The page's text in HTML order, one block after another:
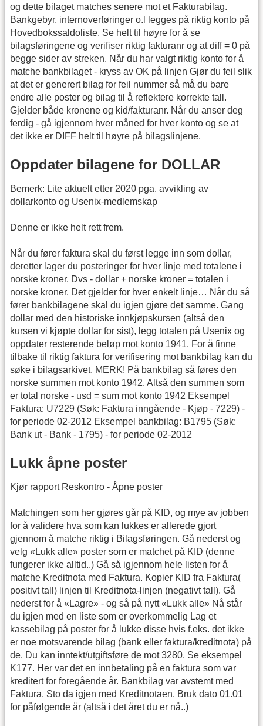
og dette bilaget matches senere mot et Fakturabilag.
Bankgebyr, internoverføringer o.l legges på riktig konto på
Hovedbokssaldoliste. Se helt til høyre for å se
bilagsføringene og verifiser riktig fakturanr og at diff = 0 på
begge sider av streken. Når du har valgt riktig konto for å
matche bankbilaget - kryss av OK på linjen Gjør du feil slik
at det er generert bilag for feil nummer så må du bare
endre alle poster og bilag til å reflektere korrekte tall.
Gjelder både kronene og kid/fakturanr. Når du anser deg
ferdig - gå igjennom hver måned for hver konto og se at
det ikke er DIFF helt til høyre på bilagslinjene.
Oppdater bilagene for DOLLAR
Bemerk: Lite aktuelt etter 2020 pga. avvikling av
dollarkonto og Usenix-medlemskap
Denne er ikke helt rett frem.
Når du fører faktura skal du først legge inn som dollar,
deretter lager du posteringer for hver linje med totalene i
norske kroner. Dvs - dollar + norske kroner = totalen i
norske kroner. Det gjelder for hver enkelt linje… Når du så
fører bankbilagene skal du igjen gjøre det samme. Gang
dollar med den historiske innkjøpskursen (altså den
kursen vi kjøpte dollar for sist), legg totalen på Usenix og
oppdater resterende beløp mot konto 1941. For å finne
tilbake til riktig faktura for verifisering mot bankbilag kan du
søke i bilagsarkivet. MERK! På bankbilag så føres den
norske summen mot konto 1942. Altså den summen som
er total norske - usd = sum mot konto 1942 Eksempel
Faktura: U7229 (Søk: Faktura inngående - Kjøp - 7229) -
for periode 02-2012 Eksempel bankbilag: B1795 (Søk:
Bank ut - Bank - 1795) - for periode 02-2012
Lukk åpne poster
Kjør rapport Reskontro - Åpne poster
Matchingen som her gjøres går på KID, og mye av jobben
for å validere hva som kan lukkes er allerede gjort
gjennom å matche riktig i Bilagsføringen. Gå nederst og
velg «Lukk alle» poster som er matchet på KID (denne
fungerer ikke alltid..) Gå så igjennom hele listen for å
matche Kreditnota med Faktura. Kopier KID fra Faktura(
positivt tall) linjen til Kreditnota-linjen (negativt tall). Gå
nederst for å «Lagre» - og så på nytt «Lukk alle» Nå står
du igjen med en liste som er overkommelig Lag et
kassebilag på poster for å lukke disse hvis f.eks. det ikke
er noe motsvarende bilag (bank eller faktura/kreditnota) på
de. Du kan inntekt/utgiftsføre de mot 3280. Se eksempel
K177. Her var det en innbetaling på en faktura som var
kreditert for foregående år. Bankbilag var avstemt med
Faktura. Sto da igjen med Kreditnotaen. Bruk dato 01.01
for påfølgende år (altså i det året du er nå..)